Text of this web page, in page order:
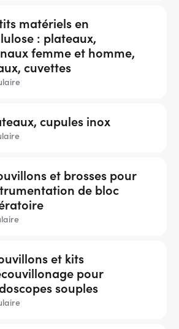
matériels en
: plateaux,
femme et homme,
cuvettes
cupules inox
et brosses pour
de bloc
et kits
pour
souples